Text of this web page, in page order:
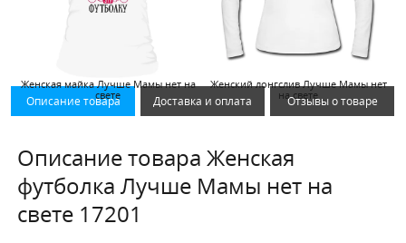
Женская майка Лучше Мамы нет на
свете
Женский лонгслив Лучше Мамы нет
на свете
Описание товара Доставка и оплата Отзывы о товаре
Описание товара Женская
футболка Лучше Мамы нет на
свете 17201